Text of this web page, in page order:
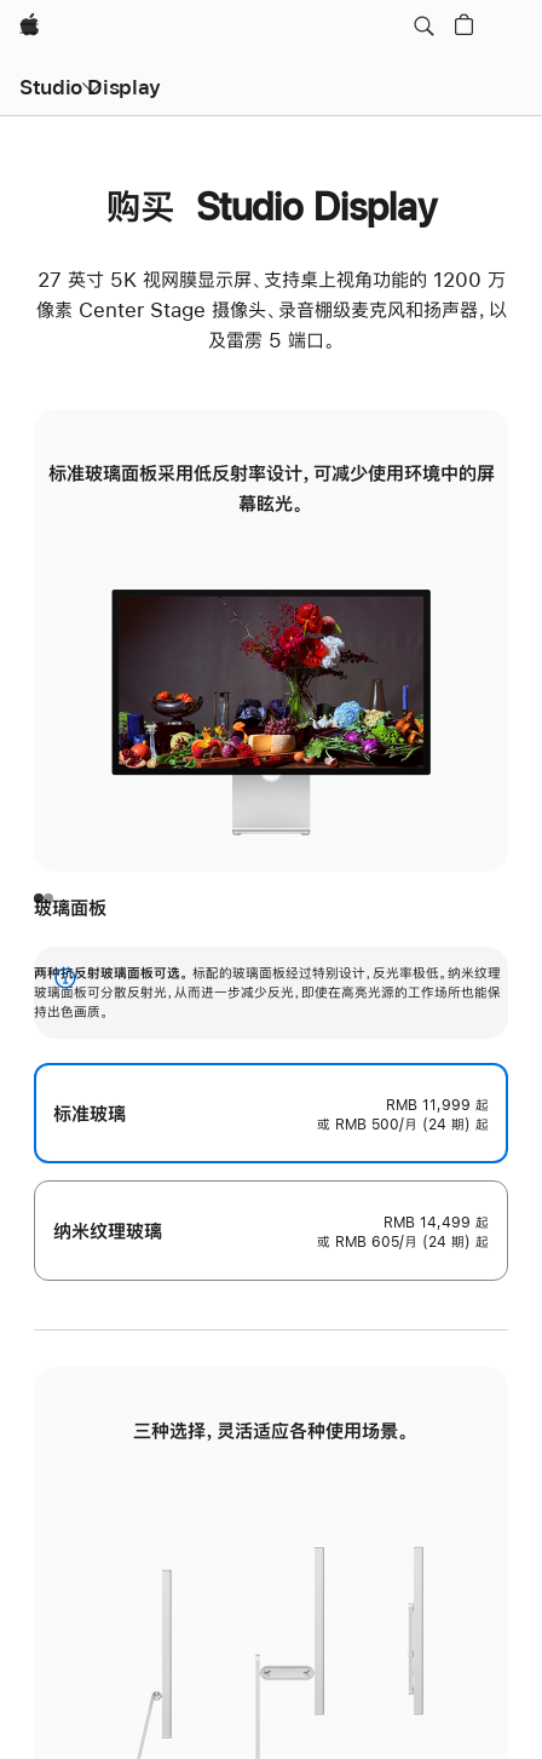
Apple
Studio Display
购买 Studio Display
27 英寸 5K 视网膜显示屏、支持桌上视角功能的 1200 万
像素 Center Stage 摄像头、录音棚级麦克风和扬声器，以
及雷雳 5 端口。
标准玻璃面板采用低反射率设计，可减少使用环境中的屏
幕眩光。
玻璃面板
两种抗反射玻璃面板可选。 标配的玻璃面板经过特别设计，反光率极低。纳米纹理
玻璃面板可分散反射光，从而进一步减少反光，即使在高亮光源的工作场所也能保
持出色画质。
展
开
标准玻璃 RMB 11,999 起
或 RMB 500/月 (24 期) 起
纳米纹理玻璃 RMB 14,499 起
或 RMB 605/月 (24 期) 起
三种选择，灵活适应各种使用场景。